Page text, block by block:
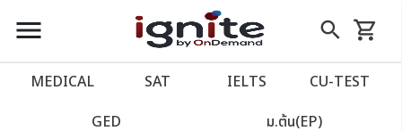
close
account_balance หน้าแรก
เว็บไซต์อิกไนท์
menu search
Skip
to
shopping_cart
รถเข็น
MEDICAL SAT IELTS CU‑TEST
GED ม.ต้น(EP)